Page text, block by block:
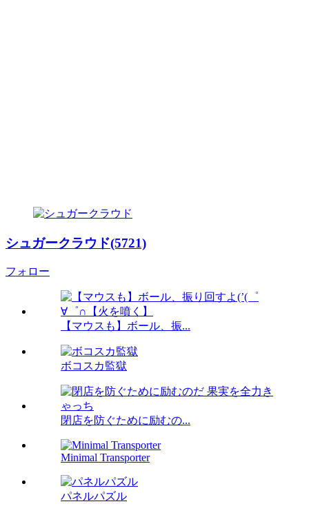
シュガークラウド(5721)
フォロー
【マウスも】ボール、振...
ボコスカ監獄
閉店を防ぐために励むの...
Minimal Transporter
パネルパズル